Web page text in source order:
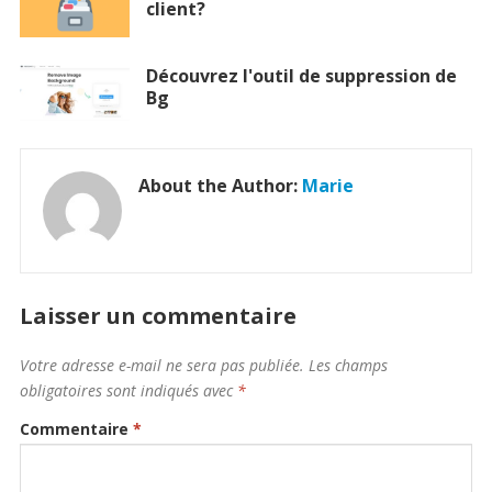
client?
Découvrez l'outil de suppression de
Bg
About the Author: Marie
Laisser un commentaire
Votre adresse e-mail ne sera pas publiée. Les champs
obligatoires sont indiqués avec *
Commentaire *